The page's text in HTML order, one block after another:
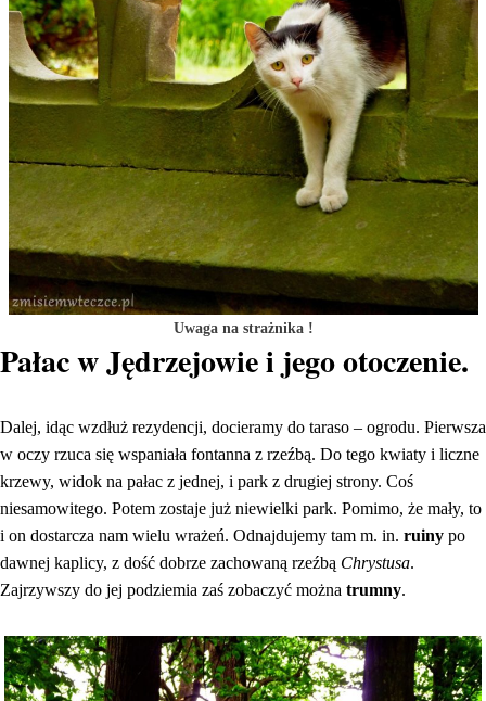
Uwaga na strażnika !
Pałac w Jędrzejowie i jego otoczenie.
Dalej, idąc wzdłuż rezydencji, docieramy do taraso – ogrodu. Pierwsza
w oczy rzuca się wspaniała fontanna z rzeźbą. Do tego kwiaty i liczne
krzewy, widok na pałac z jednej, i park z drugiej strony. Coś
niesamowitego. Potem zostaje już niewielki park. Pomimo, że mały, to
i on dostarcza nam wielu wrażeń. Odnajdujemy tam m. in. ruiny po
dawnej kaplicy, z dość dobrze zachowaną rzeźbą Chrystusa.
Zajrzywszy do jej podziemia zaś zobaczyć można trumny.